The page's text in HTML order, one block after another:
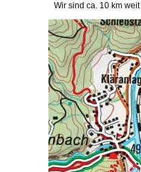
Wir sind ca. 10 km